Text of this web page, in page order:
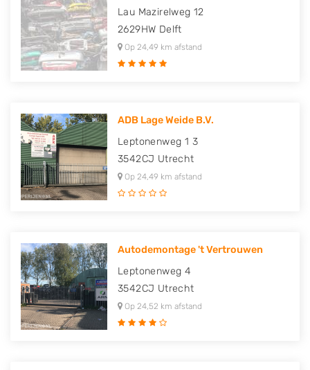
Lau Mazirelweg 12
2629HW Delft
Op 24,49 km afstand
ADB Lage Weide B.V.
Leptonenweg 1 3
3542CJ Utrecht
Op 24,49 km afstand
Autodemontage 't Vertrouwen
Leptonenweg 4
3542CJ Utrecht
Op 24,52 km afstand